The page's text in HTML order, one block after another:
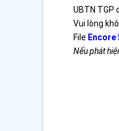
UBTN TGP
Vui lòng
File Encore
Nếu phát